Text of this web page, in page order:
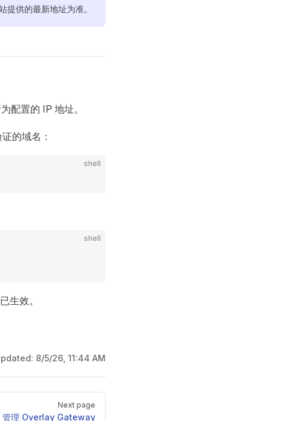
提供的最新地址为准。
配置的 IP 地址。
的域名：
shell
shell
生效。
8/5/26, 11:44 AM
Next page
管理 Overlay Gateway